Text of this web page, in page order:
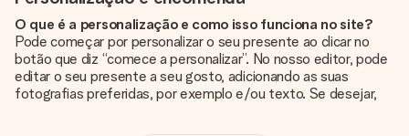
O que é a personalização e como isso funciona no site?
Pode começar por personalizar o seu presente ao clicar no
botão que diz “comece a personalizar”. No nosso editor, pode
editar o seu presente a seu gosto, adicionando as suas
fotografias preferidas, por exemplo e/ou texto. Se desejar,